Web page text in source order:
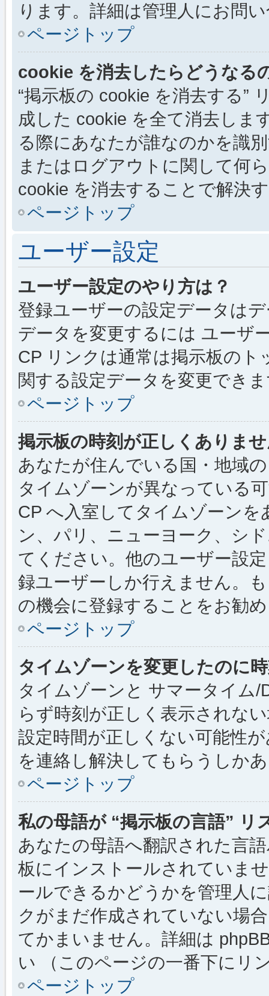
ります。詳細は管理人にお問
ページトップ
cookie を消去したらどうなる
“掲示板の cookie を消去する”
成した cookie を全て消去しま
る際にあなたが誰なのかを識
またはログアウトに関して何
cookie を消去することで解決
ページトップ
ユーザー設定
ユーザー設定のやり方は？
登録ユーザーの設定データは
データを変更するには ユーザ
CP リンクは通常は掲示板の
関する設定データを変更でき
ページトップ
掲示板の時刻が正しくありま
あなたが住んでいる国・地域
タイムゾーンが異なっている
CP へ入室してタイムゾーン
ン、パリ、ニューヨーク、シ
てください。他のユーザー設
録ユーザーしか行えません。
の機会に登録することをお勧
ページトップ
タイムゾーンを変更したのに
タイムゾーンと サマータイム
らず時刻が正しく表示されな
設定時間が正しくない可能性
を連絡し解決してもらうしか
ページトップ
私の母語が “掲示板の言語” リ
あなたの母語へ翻訳された言
板にインストールされていま
ールできるかどうかを管理人
クがまだ作成されていない場
てかまいません。詳細は
い （このページの一番下にリ
ページトップ